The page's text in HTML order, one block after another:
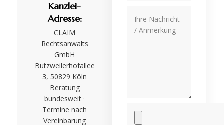
Kanzlei-
Adresse:
CLAIM
Rechtsanwalts
GmbH
Butzweilerhofallee
3, 50829 Köln
Beratung
bundesweit ·
Termine nach
Vereinbarung